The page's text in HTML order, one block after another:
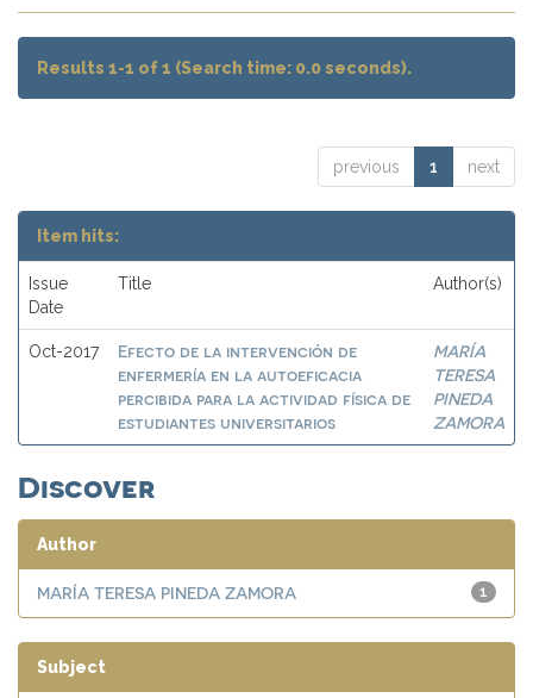
Results 1-1 of 1 (Search time: 0.0 seconds).
previous 1 next
Item hits:
Issue
Date
Title Author(s)
Oct-2017
Efecto de la intervención de
enfermería en la autoeficacia
percibida para la actividad física de
estudiantes universitarios
MARÍA
TERESA
PINEDA
ZAMORA
Discover
Author
1
MARÍA TERESA PINEDA ZAMORA
Subject